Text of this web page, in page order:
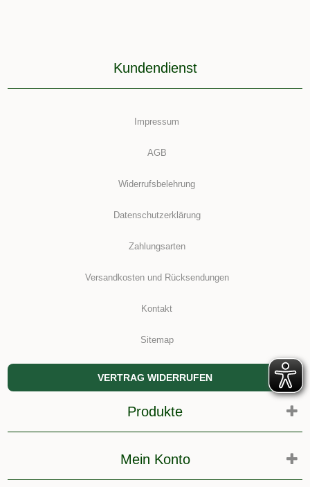
Kundendienst
Impressum
AGB
Widerrufsbelehrung
Datenschutzerklärung
Zahlungsarten
Versandkosten und Rücksendungen
Kontakt
Sitemap
VERTRAG WIDERRUFEN
Produkte
Mein Konto